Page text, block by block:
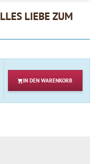
LIEBE ZUM
IN DEN WARENKORB